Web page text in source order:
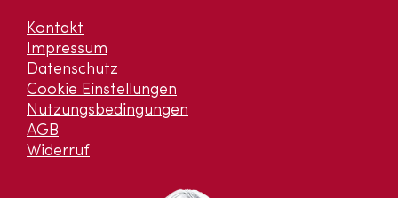
Kontakt
Impressum
Datenschutz
Cookie Einstellungen
Nutzungsbedingungen
AGB
Widerruf